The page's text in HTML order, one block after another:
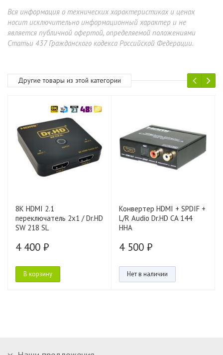
Вся информация о технических характеристиках и ценах
носит исключительно информационный характер и не
является публичной офертой, определяемой положениями
Статьи 437 Гражданского кодекса Российской Федерации.
Другие товары из этой категории
8K HDMI 2.1
переключатель 2x1 / Dr.HD
SW 218 SL
4 400 ₽
В корзину
Конвертер HDMI + SPDIF +
L/R Audio Dr.HD CA 144
HHA
4 500 ₽
Нет в наличии